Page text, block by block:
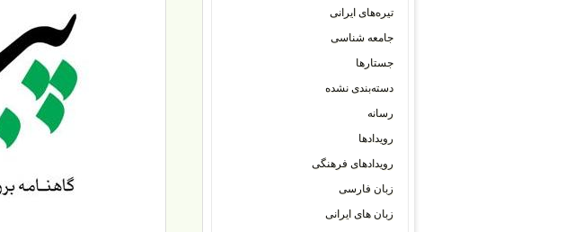
تیره‌های ایرانی
جامعه شناسی
جستارها
دسته‌بندی نشده
رسانه
رویدادها
رویدادهای فرهنگی
زبان فارسی
زبان های ایرانی